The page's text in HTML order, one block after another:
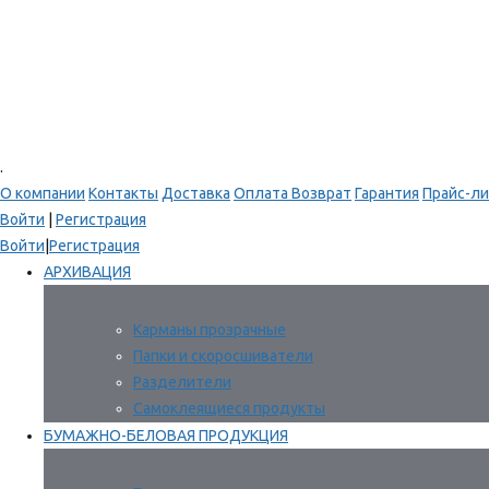
.
О компании Контакты Доставка Оплата Возврат Гарантия Прайс-
Войти
Регистрация
Войти Регистрация
АРХИВАЦИЯ
Карманы прозрачные
Папки и скоросшиватели
Разделители
Самоклеящиеся продукты
БУМАЖНО-БЕЛОВАЯ ПРОДУКЦИЯ